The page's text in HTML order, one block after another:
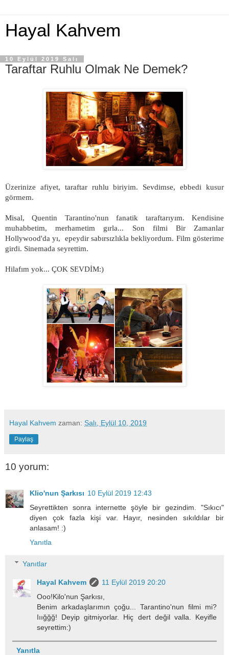
Hayal Kahvem
10 Eylül 2019 Salı
Taraftar Ruhlu Olmak Ne Demek?
Üzerinize afiyet, taraftar ruhlu biriyim. Sevdimse, ebbedi kusur
görmem.
Misal, Quentin Tarantino'nun fanatik taraftarıyım. Kendisine
muhabbetim, merhametim gırla... Son filmi Bir Zamanlar
Hollywood'da yı, epeydir sabırsızlıkla bekliyordum. Film gösterime
girdi. Sinemada seyrettim.
Hilafım yok... ÇOK SEVDİM:)
Hayal Kahvem zaman: Salı, Eylül 10, 2019
Paylaş
10 yorum:
Klio'nun Şarkısı 10 Eylül 2019 12:43
Seyrettikten sonra internette şöyle bir gezindim. "Sıkıcı"
diyen çok fazla kişi var. Hayır, nesinden sıkıldılar bir
anlasam! :)
Yanıtla
Yanıtlar
Hayal Kahvem
11 Eylül 2019 20:20
Ooo!Kilo'nun Şarkısı,
Benim arkadaşlarımın çoğu... Tarantino'nun filmi mi?
Iıığğğ! Deyip gitmiyorlar. Hiç dert değil valla. Keyifle
seyrettim:)
Yanıtla